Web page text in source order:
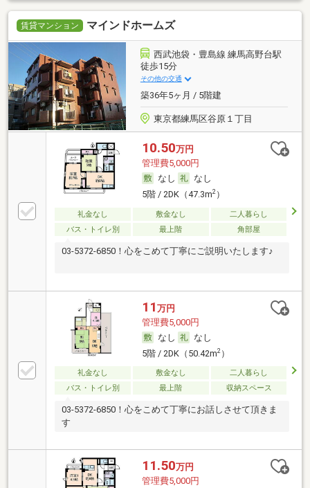
賃貸マンション マインドホームズ
西武池袋・豊島線 練馬高野台駅
徒歩15分
その他の交通
築36年5ヶ月 / 5階建
東京都練馬区谷原１丁目
10.50万円
管理費5,000円
なし
なし
5階 / 2DK（47.3m2）
礼金なし 敷金なし
二人暮らし
バス・トイレ別
最上階 角部屋
03-5372-6850！心をこめて丁寧にご説明いたします♪
11 万円
管理費5,000円
なし
なし
5階 / 2DK（50.42m2）
礼金なし 敷金なし
二人暮らし
バス・トイレ別
最上階 収納スペース
03-5372-6850！心をこめて丁寧にお話しさせて頂きま
す
11.50万円
管理費5,000円